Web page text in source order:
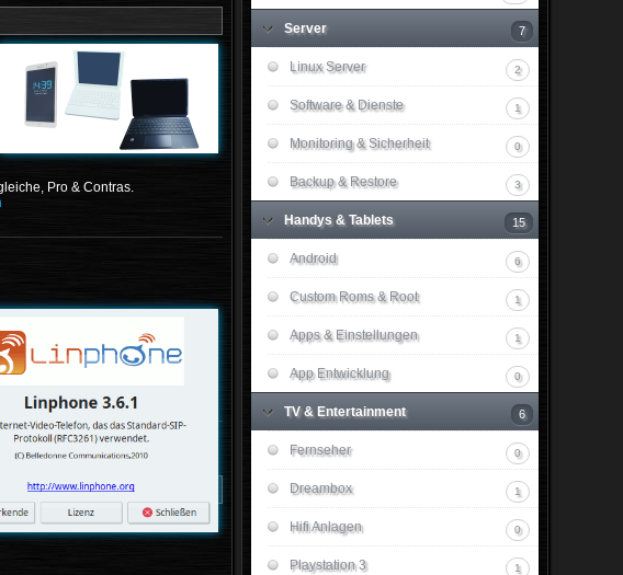
Server 7
Linux Server 2
Software & Dienste 1
Monitoring & Sicherheit 0
Backup & Restore 3
Handys & Tablets 15
Android 6
Custom Roms & Root 1
Apps & Einstellungen 1
App Entwicklung 0
TV & Entertainment 6
Fernseher 0
Dreambox 1
Hifi Anlagen 0
Playstation 3 1
Pro & Contras.